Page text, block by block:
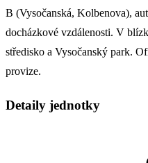
B (Vysočanská, Kolbenova),
docházkové vzdálenosti. V
středisko a Vysočanský park.
provize.
Detaily jednotky